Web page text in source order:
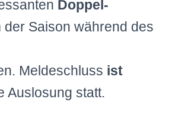
Doppel-
Saison während des
Meldeschluss ist
Auslosung statt.